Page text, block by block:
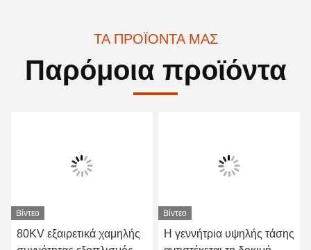
ΤΑ ΠΡΟΪΌΝΤΑ ΜΑΣ
Παρόμοια προϊόντα
Βίντεο
80KV εξαιρετικά χαμηλής
Βίντεο
Η γεννήτρια υψηλής τάσης